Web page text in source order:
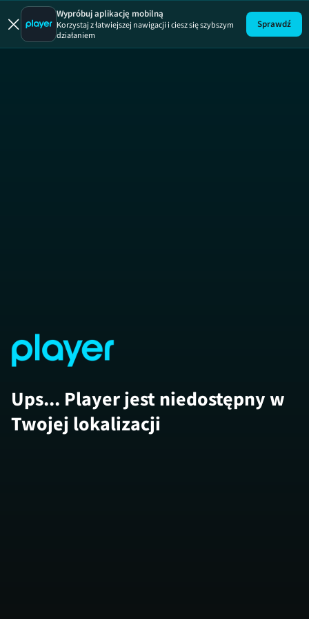
Włoskie
Wypróbuj aplikację mobilną
Korzystaj z łatwiejszej nawigacji i ciesz się szybszym
działaniem
Sprawdź
Ups... Player jest niedostępny w
Twojej lokalizacji